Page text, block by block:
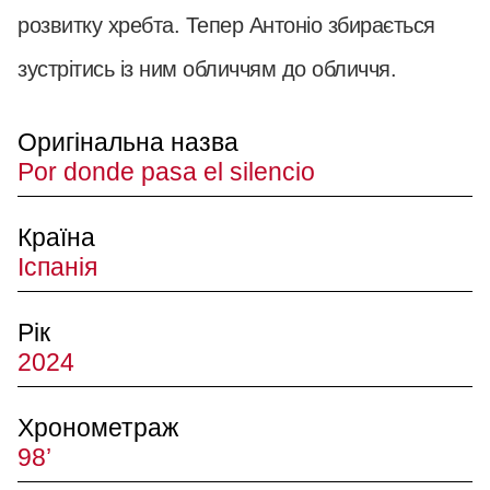
розвитку хребта. Тепер Антоніо збирається
зустрітись із ним обличчям до обличчя.
Оригінальна назва
Por donde pasa el silencio
Країна
Іспанія
Рік
2024
Хронометраж
98’